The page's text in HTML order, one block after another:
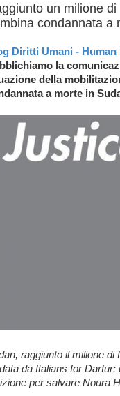
un milione
condannata a
Diritti Umani - Human
la
della
a morte in
raggiunto il milione
da Italians for
per salvare Noura